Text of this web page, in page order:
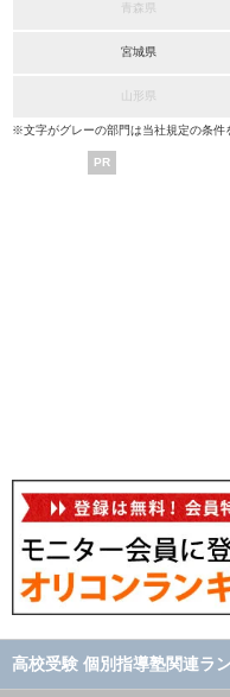
青森県
宮城県
山形県
※文字がグレーの部門は当社規定の条件
PR
高校受験 個別指導塾関連ラ